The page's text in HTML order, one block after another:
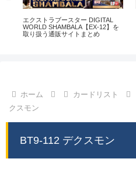
エクストラブースター DIGITAL
WORLD SHAMBALA【EX-12】を
取り扱う通販サイトまとめ
ホーム カードリスト
クスモン
BT9-112 デクスモン